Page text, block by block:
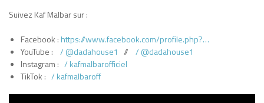
Suivez Kaf Malbar sur :
Facebook : https://www.facebook.com/profile.php?…
YouTube :
/ @dadahouse1 //
/ @dadahouse1
Instagram : / kafmalbarofficiel
TikTok : / kafmalbaroff